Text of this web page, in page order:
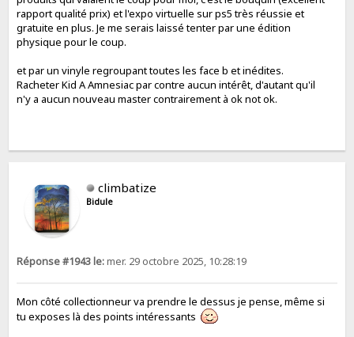
rapport qualité prix) et l'expo virtuelle sur ps5 très réussie et
gratuite en plus. Je me serais laissé tenter par une édition
physique pour le coup.
et par un vinyle regroupant toutes les face b et inédites.
Racheter Kid A Amnesiac par contre aucun intérêt, d'autant qu'il
n'y a aucun nouveau master contrairement à ok not ok.
climbatize
Bidule
Réponse #1943 le:mer. 29 octobre 2025, 10:28:19
Mon côté collectionneur va prendre le dessus je pense, même si
tu exposes là des points intéressants